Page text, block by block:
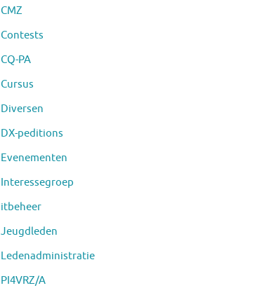
CMZ
Contests
CQ-PA
Cursus
Diversen
DX-peditions
Evenementen
Interessegroep
itbeheer
Jeugdleden
Ledenadministratie
PI4VRZ/A